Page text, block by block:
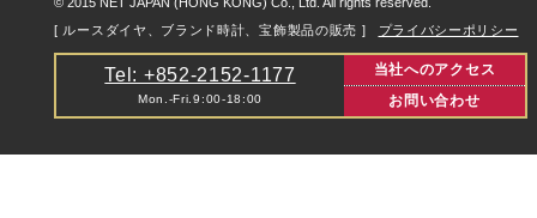
[ ルースダイヤ、ブランド時計、宝飾製品の販売 ]
プライバシーポリシー
Tel: +852-2152-1177
Mon.-Fri.9:00-18:00
当社へのアクセス
お問い合わせ